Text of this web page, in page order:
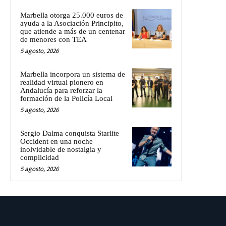
Marbella otorga 25.000 euros de
ayuda a la Asociación Principito,
que atiende a más de un centenar
de menores con TEA
5 agosto, 2026
Marbella incorpora un sistema de
realidad virtual pionero en
Andalucía para reforzar la
formación de la Policía Local
5 agosto, 2026
Sergio Dalma conquista Starlite
Occident en una noche
inolvidable de nostalgia y
complicidad
5 agosto, 2026